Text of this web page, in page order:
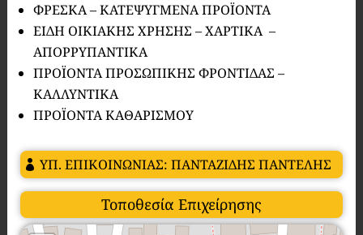
ΦΡΕΣΚΑ – ΚΑΤΕΨΥΓΜΕΝΑ ΠΡΟΪΟΝΤΑ
ΕΙΔΗ ΟΙΚΙΑΚΗΣ ΧΡΗΣΗΣ – ΧΑΡΤΙΚΑ –
ΑΠΟΡΡΥΠΑΝΤΙΚΑ
ΠΡΟΪΟΝΤΑ ΠΡΟΣΩΠΙΚΗΣ ΦΡΟΝΤΙΔΑΣ –
ΚΑΛΛΥΝΤΙΚΑ
ΠΡΟΪΟΝΤΑ ΚΑΘΑΡΙΣΜΟΥ
ΥΠ. ΕΠΙΚΟΙΝΩΝΙΑΣ: ΠΑΝΤΑΖΙΔΗΣ ΠΑΝΤΕΛΗΣ
Τοποθεσία Επιχείρησης